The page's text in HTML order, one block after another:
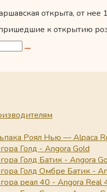
открыта, от нее
к открытию
Роял Нью — Alpaca
Голд - Angora Gold
Голд Батик - Angora
Голд Омбре Батик -
реал 40 - Angora Real